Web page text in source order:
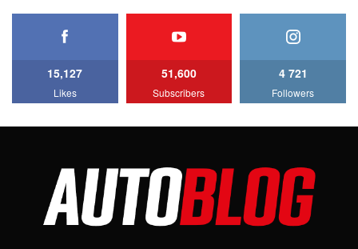
AutoBlog.MD
15:08
Noul Geely EX2 / Test Drive AutoBlog.MD
15:22
15,127
Likes
51,600
Subscribers
4 721
Followers